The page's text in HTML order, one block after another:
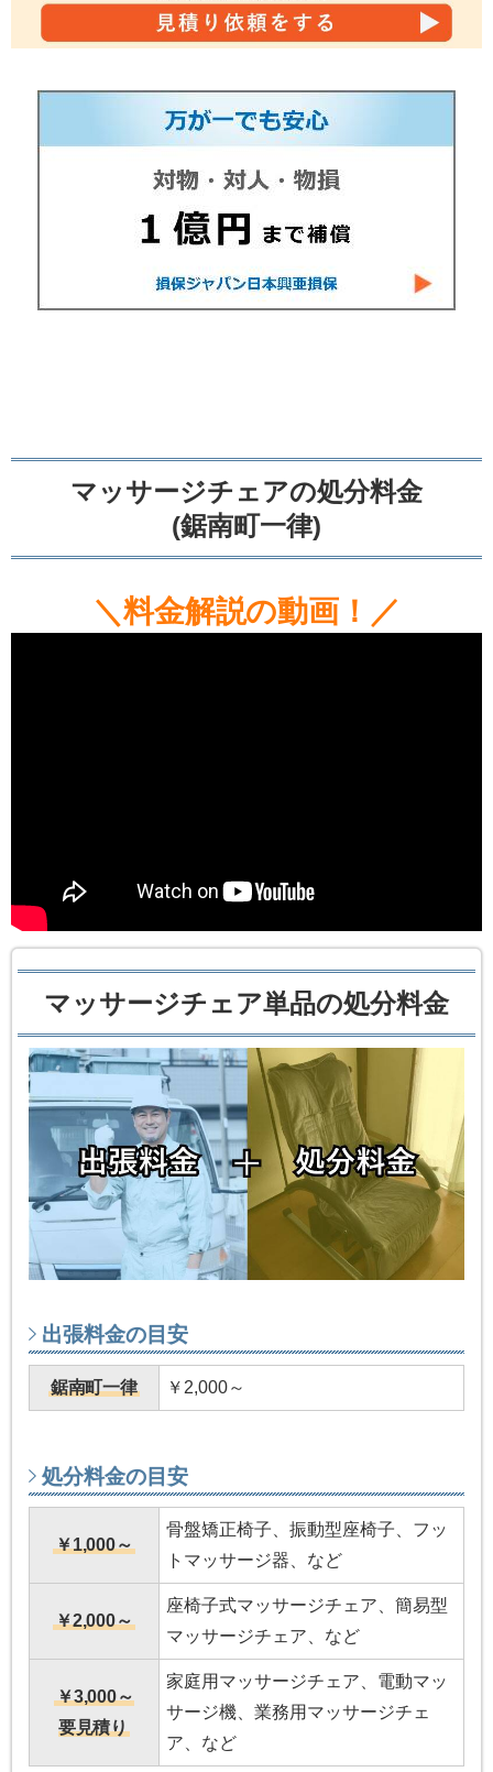
マッサージチェアの処分料金
(鋸南町一律)
＼料金解説の動画！／
マッサージチェア単品の処分料金
出張料金の目安
鋸南町一律 ￥2,000～
処分料金の目安
￥1,000～
骨盤矯正椅子、振動型座椅子、フッ
トマッサージ器、など
￥2,000～
座椅子式マッサージチェア、簡易型
マッサージチェア、など
￥3,000～
要見積り
家庭用マッサージチェア、電動マッ
サージ機、業務用マッサージチェ
ア、など